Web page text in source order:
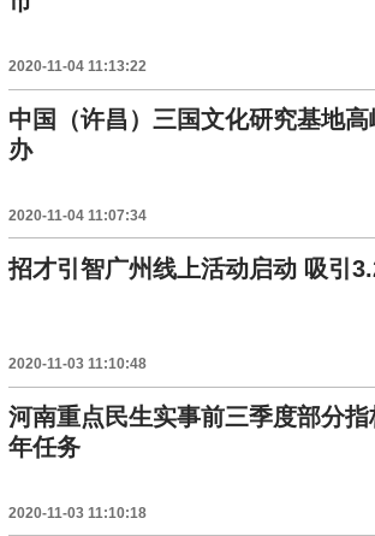
2020-11-04 11:13:22
中国（许昌）三国文化研究基地
办
2020-11-04 11:07:34
招才引智广州线上活动启动 吸引
2020-11-03 11:10:48
河南重点民生实事前三季度部分
年任务
2020-11-03 11:10:18